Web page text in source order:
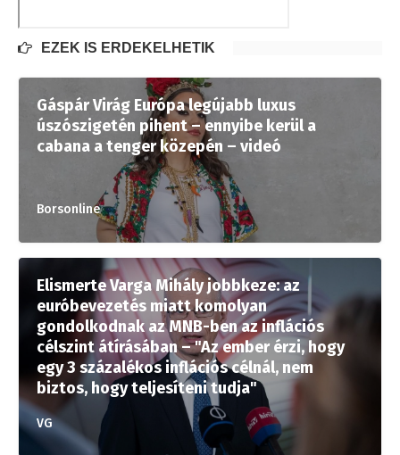
EZEK IS ÉRDEKELHETIK
Gáspár Virág Európa legújabb luxus
úszószigetén pihent – ennyibe kerül a
cabana a tenger közepén – videó
Borsonline
Elismerte Varga Mihály jobbkeze: az
euróbevezetés miatt komolyan
gondolkodnak az MNB-ben az inflációs
célszint átírásában – "Az ember érzi, hogy
egy 3 százalékos inflációs célnál, nem
biztos, hogy teljesíteni tudja"
VG